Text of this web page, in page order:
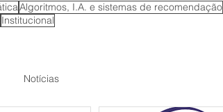
Algoritmos, I.A. e sistemas de recomendação
Institucional
Notícias